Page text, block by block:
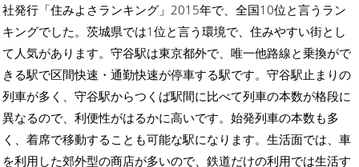
社発行「住みよさランキング」2015年で、全国10位と言うラン
キングでした。茨城県では1位と言う環境で、住みやすい街とし
て人気があります。守谷駅は東京都外で、唯一他路線と乗換がで
きる駅で区間快速・通勤快速が停車する駅です。守谷駅止まりの
列車が多く、守谷駅からつくば駅間に比べて列車の本数が格段に
異なるので、利便性がはるかに高いです。始発列車の本数も多
く、着席で移動することも可能な駅になります。生活面では、車
を利用した郊外型の商店が多いので、鉄道だけの利用では生活す